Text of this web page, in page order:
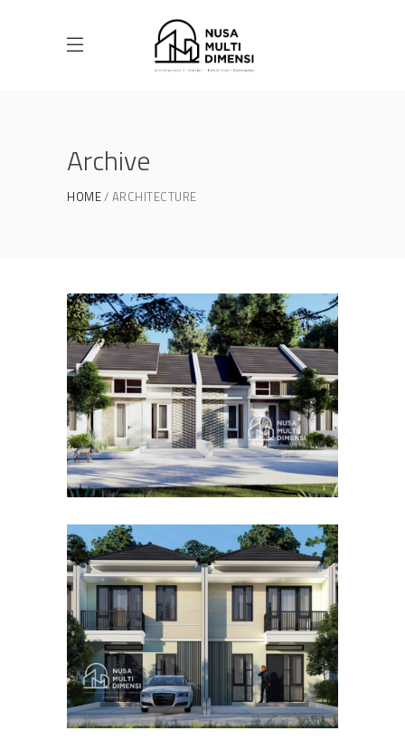
Archive
HOME ARCHITECTURE
Desain Cluster Premier 3 di
Cibinong Bogor
DESAIN RUMAH TERBAIK
Desain Cluster Premier 4 di
Cibinong Bogor
DESAIN RUMAH TERBAIK